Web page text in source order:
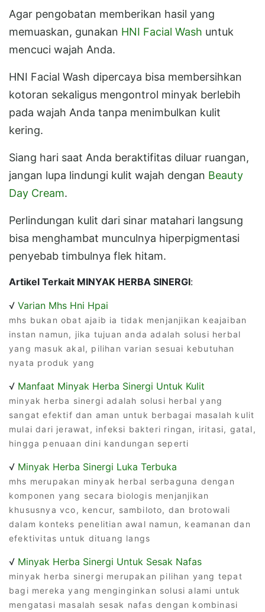
Agar pengobatan memberikan hasil yang
memuaskan, gunakan HNI Facial Wash untuk
mencuci wajah Anda.
HNI Facial Wash dipercaya bisa membersihkan
kotoran sekaligus mengontrol minyak berlebih
pada wajah Anda tanpa menimbulkan kulit
kering.
Siang hari saat Anda beraktifitas diluar ruangan,
jangan lupa lindungi kulit wajah dengan Beauty
Day Cream.
Perlindungan kulit dari sinar matahari langsung
bisa menghambat munculnya hiperpigmentasi
penyebab timbulnya flek hitam.
Artikel Terkait MINYAK HERBA SINERGI:
√ Varian Mhs Hni Hpai
mhs bukan obat ajaib ia tidak menjanjikan keajaiban
instan namun, jika tujuan anda adalah solusi herbal
yang masuk akal, pilihan varian sesuai kebutuhan
nyata produk yang
√ Manfaat Minyak Herba Sinergi Untuk Kulit
minyak herba sinergi adalah solusi herbal yang
sangat efektif dan aman untuk berbagai masalah kulit
mulai dari jerawat, infeksi bakteri ringan, iritasi, gatal,
hingga penuaan dini kandungan seperti
√ Minyak Herba Sinergi Luka Terbuka
mhs merupakan minyak herbal serbaguna dengan
komponen yang secara biologis menjanjikan
khususnya vco, kencur, sambiloto, dan brotowali
dalam konteks penelitian awal namun, keamanan dan
efektivitas untuk dituang langs
√ Minyak Herba Sinergi Untuk Sesak Nafas
minyak herba sinergi merupakan pilihan yang tepat
bagi mereka yang menginginkan solusi alami untuk
mengatasi masalah sesak nafas dengan kombinasi